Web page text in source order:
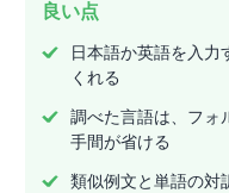
良い点
日本語か英語を入力
くれる
調べた言語は、フォ
手間が省ける
類似例文と単語の対